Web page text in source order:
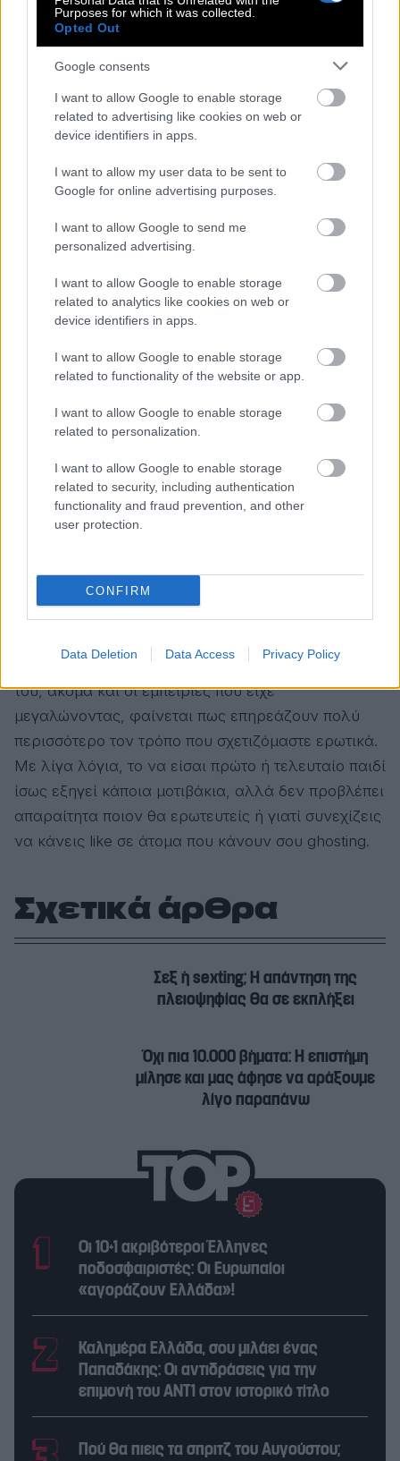
Purposes for which it was collected.
Opted Out
Google consents
I want to allow Google to enable storage
related to advertising like cookies on web or
device identifiers in apps.
I want to allow my user data to be sent to
Google for online advertising purposes.
I want to allow Google to send me
personalized advertising.
I want to allow Google to enable storage
related to analytics like cookies on web or
device identifiers in apps.
I want to allow Google to enable storage
related to functionality of the website or app.
I want to allow Google to enable storage
related to personalization.
I want to allow Google to enable storage
related to security, including authentication
functionality and fraud prevention, and other
user protection.
CONFIRM
Data Deletion Data Access Privacy Policy
συχνά και μετα μοναχοπαίδια, που έχουν μάθει
να λειτουργούν πολύ αυτόνομα. Από την άλλη,
δύο μικρότερα παιδιά
μαζί μπορεί να περνούν
Είναι το ζευγάρι που ναι μεν θα οργανώσει
εκδρομή τελευταία στιγμή στη Νέδα, αλλά θα
ρεύματος.
Βέβαια, τίποτα από αυτά δεν σημαίνει ότι οι
σχέσεις αυτές είναι καταδικασμένες.
πρωτότοκα
μπορούν να εξελιχθούν σε εξαιρετικό
δίδυμο αν μάθουν να μοιράζονται τον έλεγχο, ενώ
δύο μικρότερα παιδιά μπορούν επίσης να τα
καταφέρουν μια χαρά με λίγη περισσότερη
συνέπεια.
Βέβαια, τα πράγματα δεν είναι τόσο απλά όσο ένα
«firstborn seeks youngest sibling» στο bio του Tinder.
Παρότι η θεωρία έχει πλάκα και αρκετές έρευνες
δείχνουν ότι η σειρά γέννησης μπορεί όντως να
επηρεάζει κάποια στοιχεία της προσωπικότητάς
παίζουν ρόλο πολλοί περισσότεροι παράγοντες
από το ποιος έπαιρνε το τελευταίο κομμάτι πίτσας
που μεγάλωσε κάποιος, οι σχέσεις με τους γονείς
του, ακόμα και οι εμπειρίες που είχε
μεγαλώνοντας, φαίνεται πως επηρεάζουν πολύ
περισσότερο τον τρόπο που σχετιζόμαστε ερωτικά.
Με λίγα λόγια, το να είσαι πρώτο ή τελευταίο παιδί
ίσως εξηγεί κάποια μοτιβάκια, αλλά δεν προβλέπει
απαραίτητα ποιον θα ερωτευτείς ή γιατί συνεχίζεις
να κάνεις like σε άτομα που κάνουν σου ghosting.
Σχετικά άρθρα
Σεξ ή sexting; Η απάντηση της
πλειοψηφίας θα σε εκπλήξει
Όχι πια 10.000 βήματα: Η επιστήμη
μίλησε και μας άφησε να αράξουμε
λίγο παραπάνω
Οι 10+1 ακριβότεροι Έλληνες
ποδοσφαιριστές: Οι Ευρωπαίοι
«αγοράζουν Ελλάδα»!
Καλημέρα Ελλάδα, σου μιλάει ένας
Παπαδάκης: Οι αντιδράσεις για την
επιμονή του ΑΝΤ1 στον ιστορικό τίτλο
Πού θα πιεις τα σπριτζ του Αυγούστου;